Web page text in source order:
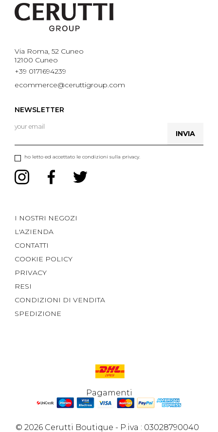
Via Roma, 52 Cuneo
12100 Cuneo
+39 0171694239
ecommerce@ceruttigroup.com
NEWSLETTER
ho letto ed accettato le condizioni sulla privacy.
INVIA
I NOSTRI NEGOZI
L'AZIENDA
CONTATTI
COOKIE POLICY
PRIVACY
RESI
CONDIZIONI DI VENDITA
SPEDIZIONE
© 2026 Cerutti Boutique - P.iva : 03028790040
Pagamenti